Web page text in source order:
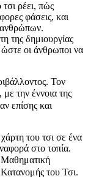
ρέει, πώς
φάσεις, και
ανθρώπων.
της δημιουργίας
οι άνθρωποι να
Τον
την έννοια της
επίσης και
του τσι σε ένα
στο τοπία.
του Τσι.